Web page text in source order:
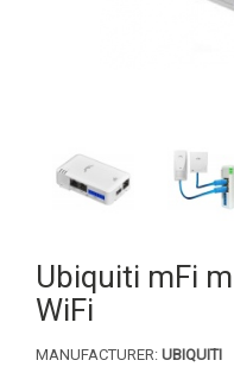
Ubiquiti mFi
WiFi
MANUFACTURER: UBIQUITI